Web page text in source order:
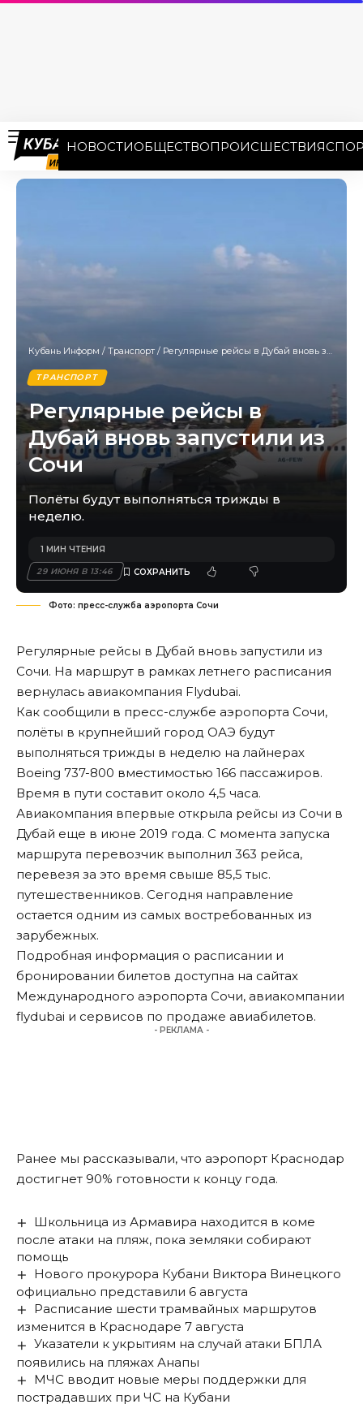
НОВОСТИОБЩЕСТВОПРОИСШЕСТВИЯ
Кубань Информ / Транспорт / Регулярные рейсы в Дубай вновь запустили из Сочи
ТРАНСПОРТ
Регулярные рейсы в
Дубай вновь запустили из
Сочи
Полёты будут выполняться трижды в
неделю.
29 ИЮНЯ В 13:46
1 МИН ЧТЕНИЯ
Фото: пресс-служба аэропорта Сочи
Регулярные рейсы в Дубай вновь запустили из
Сочи. На маршрут в рамках летнего расписания
вернулась авиакомпания Flydubai.
Как сообщили в пресс-службе аэропорта Сочи,
полёты в крупнейший город ОАЭ будут
выполняться трижды в неделю на лайнерах
Boeing 737-800 вместимостью 166 пассажиров.
Время в пути составит около 4,5 часа.
Авиакомпания впервые открыла рейсы из Сочи в
Дубай еще в июне 2019 года. С момента запуска
маршрута перевозчик выполнил 363 рейса,
перевезя за это время свыше 85,5 тыс.
путешественников. Сегодня направление
остается одним из самых востребованных из
зарубежных.
Подробная информация о расписании и
бронировании билетов доступна на сайтах
Международного аэропорта Сочи, авиакомпании
flydubai и сервисов по продаже авиабилетов.
- РЕКЛАМА -
Ранее мы рассказывали, что аэропорт Краснодар
достигнет 90% готовности к концу года.
Школьница из Армавира находится в коме
после атаки на пляж, пока земляки собирают
помощь
Нового прокурора Кубани Виктора Винецкого
официально представили 6 августа
Расписание шести трамвайных маршрутов
изменится в Краснодаре 7 августа
Указатели к укрытиям на случай атаки БПЛА
появились на пляжах Анапы
МЧС вводит новые меры поддержки для
пострадавших при ЧС на Кубани